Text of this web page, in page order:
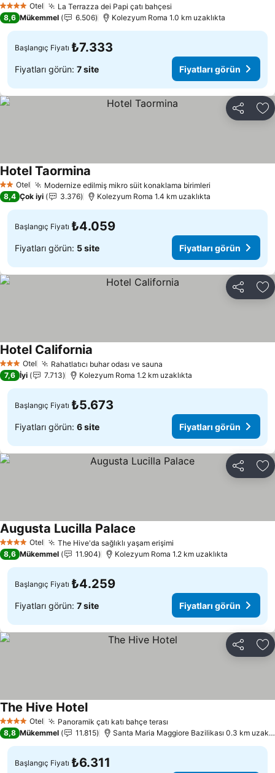
4 Yıldız Otel La Terrazza dei Papi çatı bahçesi
8,6 Mükemmel 6.506 Kolezyum Roma 1.0 km uzaklıkta
Başlangıç Fiyatı ₺7.333
Fiyatları görün: 7 site Fiyatları görün
Paylaş
2 Yıldız
Otel Modernize edilmiş mikro süit konaklama birimleri
Hotel Taormina
8,4 Çok iyi 3.376 Kolezyum Roma 1.4 km uzaklıkta
Başlangıç Fiyatı ₺4.059
Fiyatları görün: 5 site Fiyatları görün
Paylaş
3 YıldızOtel Rahatlatıcı buhar odası ve sauna
Hotel California
7,6 İyi 7.713 Kolezyum Roma 1.2 km uzaklıkta
Başlangıç Fiyatı ₺5.673
Fiyatları görün: 6 site Fiyatları görün
Paylaş
4 Yıldız Otel The Hive'da sağlıklı yaşam erişimi
Augusta Lucilla Palace
8,6 Mükemmel 11.904 Kolezyum Roma 1.2 km uzaklıkta
Başlangıç Fiyatı ₺4.259
Fiyatları görün: 7 site Fiyatları görün
Paylaş
4 Yıldız Otel Panoramik çatı katı bahçe terası
The Hive HotelFiyatları görün
8,8 Mükemmel 11.815 Santa Maria Maggiore Bazilikası 0.3 km
Başlangıç Fiyatı ₺6.311